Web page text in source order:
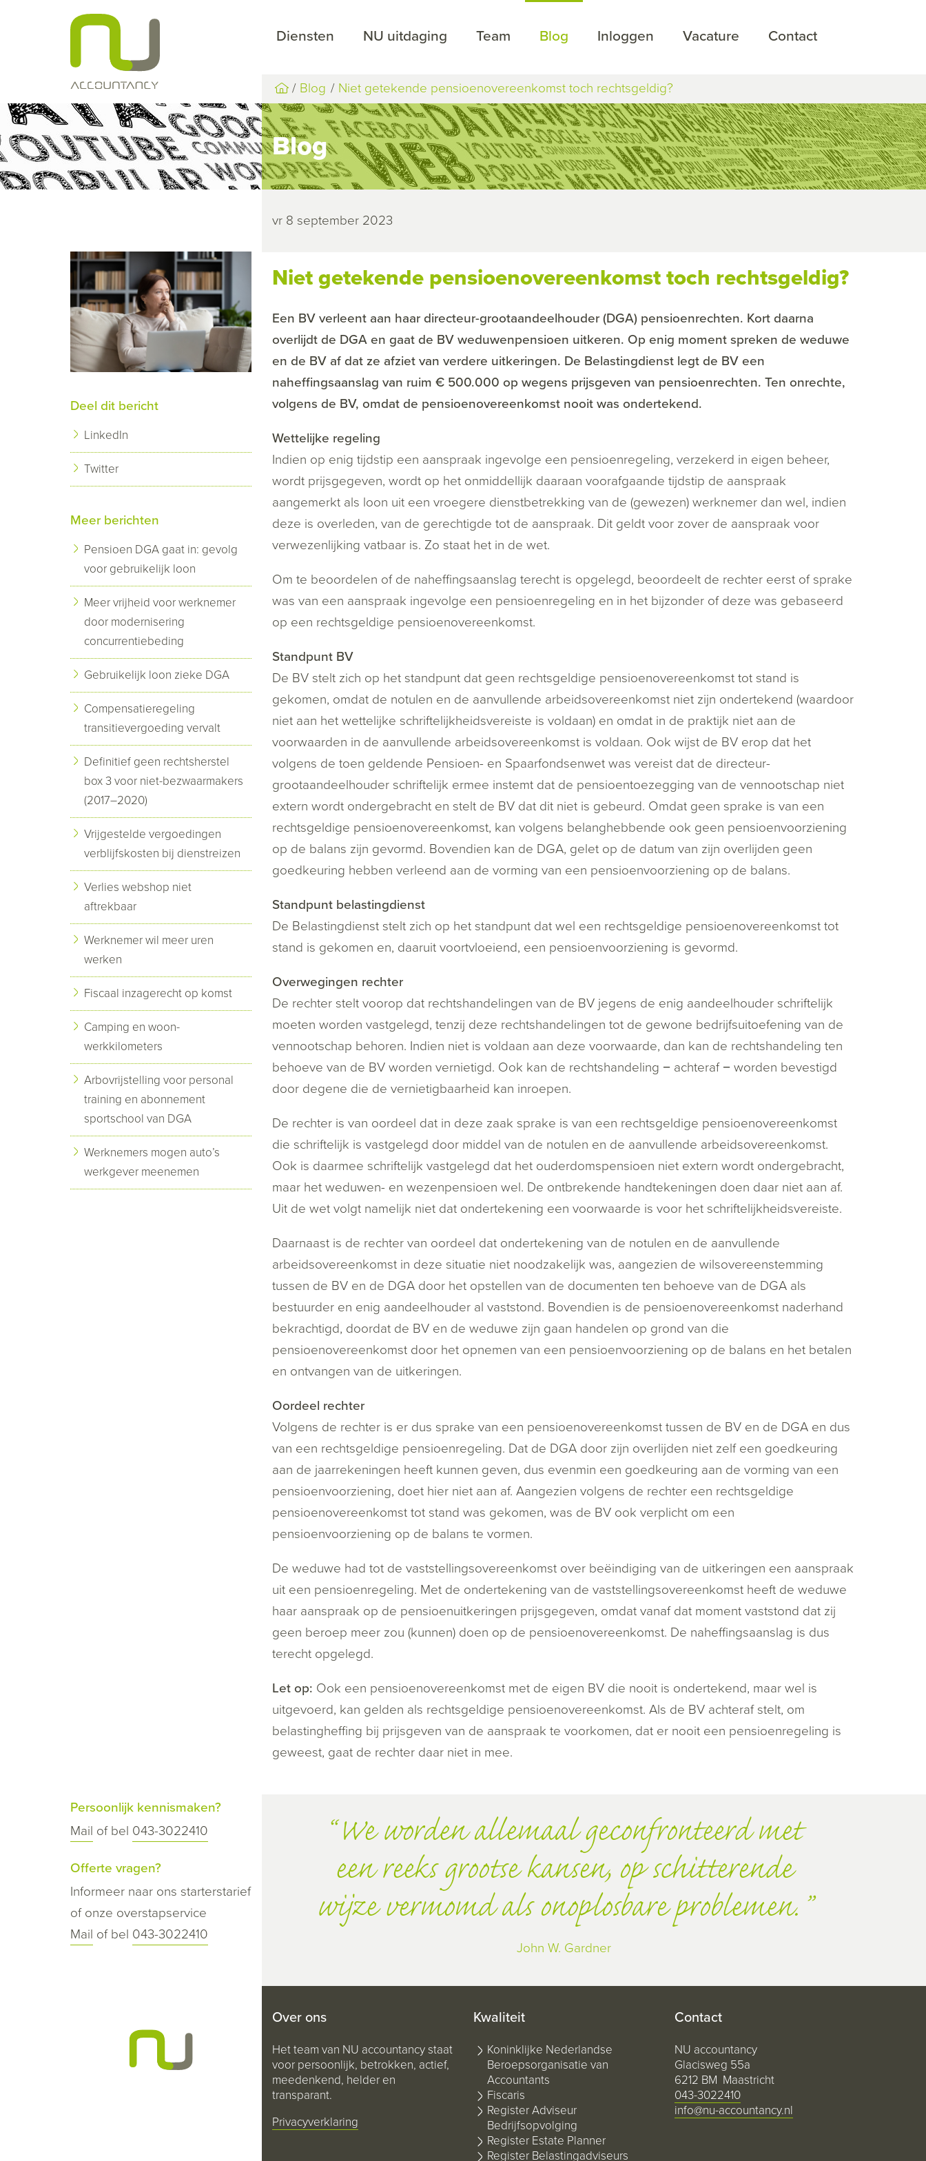
Diensten NU uitdaging Team Blog Inloggen Vacature Contact
Blog Niet getekende pensioenovereenkomst toch rechtsgeldig?
Blog
vr 8 september 2023
Niet getekende pensioenovereenkomst toch rechtsgeldig?
Een BV verleent aan haar directeur-grootaandeelhouder (DGA) pensioenrechten. Kort daarna
overlijdt de DGA en gaat de BV weduwenpensioen uitkeren. Op enig moment spreken de weduwe
en de BV af dat ze afziet van verdere uitkeringen. De Belastingdienst legt de BV een
naheffingsaanslag van ruim € 500.000 op wegens prijsgeven van pensioenrechten. Ten onrechte,
volgens de BV, omdat de pensioenovereenkomst nooit was ondertekend.
Wettelijke regeling
Indien op enig tijdstip een aanspraak ingevolge een pensioenregeling, verzekerd in eigen beheer,
wordt prijsgegeven, wordt op het onmiddellijk daaraan voorafgaande tijdstip de aanspraak
aangemerkt als loon uit een vroegere dienstbetrekking van de (gewezen) werknemer dan wel, indien
deze is overleden, van de gerechtigde tot de aanspraak. Dit geldt voor zover de aanspraak voor
verwezenlijking vatbaar is. Zo staat het in de wet.
Om te beoordelen of de naheffingsaanslag terecht is opgelegd, beoordeelt de rechter eerst of sprake
was van een aanspraak ingevolge een pensioenregeling en in het bijzonder of deze was gebaseerd
op een rechtsgeldige pensioenovereenkomst.
Standpunt BV
De BV stelt zich op het standpunt dat geen rechtsgeldige pensioenovereenkomst tot stand is
gekomen, omdat de notulen en de aanvullende arbeidsovereenkomst niet zijn ondertekend (waardoor
niet aan het wettelijke schriftelijkheidsvereiste is voldaan) en omdat in de praktijk niet aan de
voorwaarden in de aanvullende arbeidsovereenkomst is voldaan. Ook wijst de BV erop dat het
volgens de toen geldende Pensioen- en Spaarfondsenwet was vereist dat de directeur-
grootaandeelhouder schriftelijk ermee instemt dat de pensioentoezegging van de vennootschap niet
extern wordt ondergebracht en stelt de BV dat dit niet is gebeurd. Omdat geen sprake is van een
rechtsgeldige pensioenovereenkomst, kan volgens belanghebbende ook geen pensioenvoorziening
op de balans zijn gevormd. Bovendien kan de DGA, gelet op de datum van zijn overlijden geen
goedkeuring hebben verleend aan de vorming van een pensioenvoorziening op de balans.
Standpunt belastingdienst
De Belastingdienst stelt zich op het standpunt dat wel een rechtsgeldige pensioenovereenkomst tot
stand is gekomen en, daaruit voortvloeiend, een pensioenvoorziening is gevormd.
Overwegingen rechter
De rechter stelt voorop dat rechtshandelingen van de BV jegens de enig aandeelhouder schriftelijk
moeten worden vastgelegd, tenzij deze rechtshandelingen tot de gewone bedrijfsuitoefening van de
vennootschap behoren. Indien niet is voldaan aan deze voorwaarde, dan kan de rechtshandeling ten
behoeve van de BV worden vernietigd. Ook kan de rechtshandeling − achteraf − worden bevestigd
door degene die de vernietigbaarheid kan inroepen.
De rechter is van oordeel dat in deze zaak sprake is van een rechtsgeldige pensioenovereenkomst
die schriftelijk is vastgelegd door middel van de notulen en de aanvullende arbeidsovereenkomst.
Ook is daarmee schriftelijk vastgelegd dat het ouderdomspensioen niet extern wordt ondergebracht,
maar het weduwen- en wezenpensioen wel. De ontbrekende handtekeningen doen daar niet aan af.
Uit de wet volgt namelijk niet dat ondertekening een voorwaarde is voor het schriftelijkheidsvereiste.
Daarnaast is de rechter van oordeel dat ondertekening van de notulen en de aanvullende
arbeidsovereenkomst in deze situatie niet noodzakelijk was, aangezien de wilsovereenstemming
tussen de BV en de DGA door het opstellen van de documenten ten behoeve van de DGA als
bestuurder en enig aandeelhouder al vaststond. Bovendien is de pensioenovereenkomst naderhand
bekrachtigd, doordat de BV en de weduwe zijn gaan handelen op grond van die
pensioenovereenkomst door het opnemen van een pensioenvoorziening op de balans en het betalen
en ontvangen van de uitkeringen.
Oordeel rechter
Volgens de rechter is er dus sprake van een pensioenovereenkomst tussen de BV en de DGA en dus
van een rechtsgeldige pensioenregeling. Dat de DGA door zijn overlijden niet zelf een goedkeuring
aan de jaarrekeningen heeft kunnen geven, dus evenmin een goedkeuring aan de vorming van een
pensioenvoorziening, doet hier niet aan af. Aangezien volgens de rechter een rechtsgeldige
pensioenovereenkomst tot stand was gekomen, was de BV ook verplicht om een
pensioenvoorziening op de balans te vormen.
De weduwe had tot de vaststellingsovereenkomst over beëindiging van de uitkeringen een aanspraak
uit een pensioenregeling. Met de ondertekening van de vaststellingsovereenkomst heeft de weduwe
haar aanspraak op de pensioenuitkeringen prijsgegeven, omdat vanaf dat moment vaststond dat zij
geen beroep meer zou (kunnen) doen op de pensioenovereenkomst. De naheffingsaanslag is dus
terecht opgelegd.
Let op: Ook een pensioenovereenkomst met de eigen BV die nooit is ondertekend, maar wel is
uitgevoerd, kan gelden als rechtsgeldige pensioenovereenkomst. Als de BV achteraf stelt, om
belastingheffing bij prijsgeven van de aanspraak te voorkomen, dat er nooit een pensioenregeling is
geweest, gaat de rechter daar niet in mee.
Deel dit bericht
LinkedIn
Twitter
Meer berichten
Pensioen DGA gaat in: gevolg
voor gebruikelijk loon
Meer vrijheid voor werknemer
door modernisering
concurrentiebeding
Gebruikelijk loon zieke DGA
Compensatieregeling
transitievergoeding vervalt
Definitief geen rechtsherstel
box 3 voor niet-bezwaarmakers
(2017–2020)
Vrijgestelde vergoedingen
verblijfskosten bij dienstreizen
Verlies webshop niet
aftrekbaar
Werknemer wil meer uren
werken
Fiscaal inzagerecht op komst
Camping en woon-
werkkilometers
Arbovrijstelling voor personal
training en abonnement
sportschool van DGA
Werknemers mogen auto’s
werkgever meenemen
Persoonlijk kennismaken?
Mail of bel 043-3022410
Offerte vragen?
Informeer naar ons starterstarief
of onze overstapservice
Mail of bel 043-3022410
We worden allemaal geconfronteerd met
een reeks grootse kansen, op schitterende
wijze vermomd als onoplosbare problemen.
John W. Gardner
Over ons
Het team van NU accountancy staat
voor persoonlijk, betrokken, actief,
meedenkend, helder en
transparant.
Privacyverklaring
Kwaliteit
Koninklijke Nederlandse
Beroepsorganisatie van
Accountants
Fiscaris
Register Adviseur
Bedrijfsopvolging
Register Estate Planner
Register Belastingadviseurs
Contact
NU accountancy
Glacisweg 55a
6212 BM Maastricht
043-3022410
info@nu-accountancy.nl